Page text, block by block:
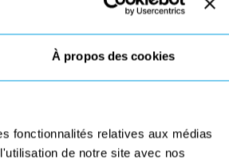
À propos des cookies
fonctionnalités relatives aux médias
de notre site avec nos
Vous souhaitez plus de